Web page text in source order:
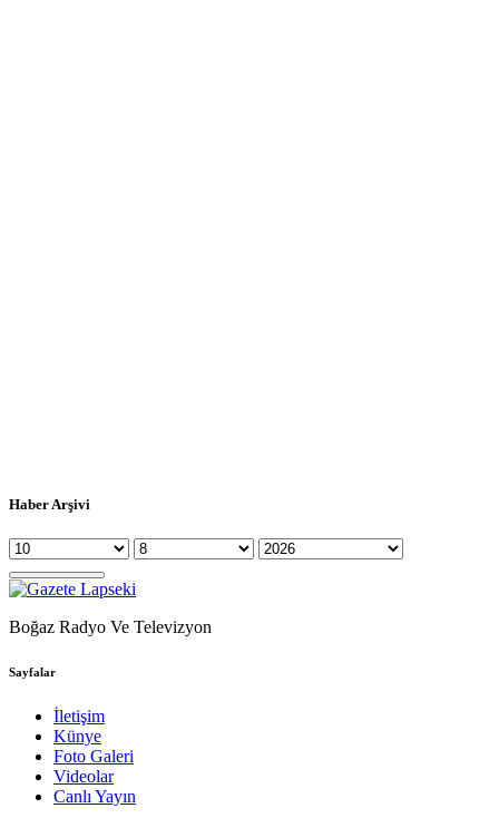
Haber Arşivi
Boğaz Radyo Ve Televizyon
Sayfalar
İletişim
Künye
Foto Galeri
Videolar
Canlı Yayın